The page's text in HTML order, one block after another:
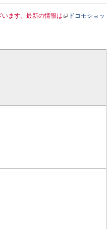
ます。最新の情報は
ドコモショッ